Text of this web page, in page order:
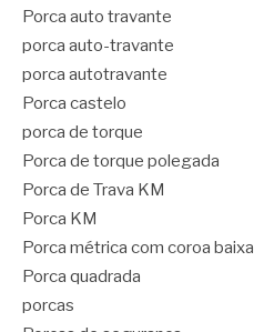
Porca auto travante
porca auto-travante
porca autotravante
Porca castelo
porca de torque
Porca de torque polegada
Porca de Trava KM
Porca KM
Porca métrica com coroa baixa
Porca quadrada
porcas